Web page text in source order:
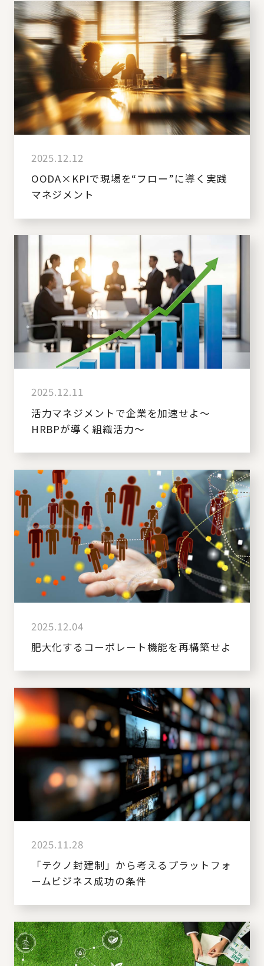
2025.12.12
OODA×KPIで現場を“フロー”に導く実践
マネジメント
2025.12.11
活力マネジメントで企業を加速せよ～
HRBPが導く組織活力～
2025.12.04
肥大化するコーポレート機能を再構築せよ
2025.11.28
「テクノ封建制」から考えるプラットフォ
ームビジネス成功の条件